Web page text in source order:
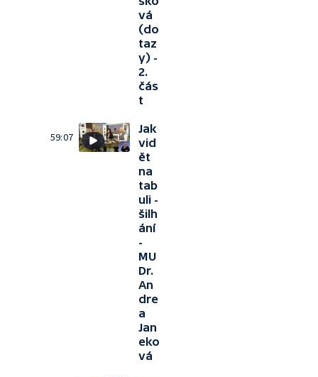
vá
(do
taz
y) -
2.
čás
t
59:07
Jak
vid
ět
na
tab
uli -
šilh
ání
-
MU
Dr.
An
dre
a
Jan
eko
vá